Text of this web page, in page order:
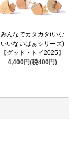
みんなでカタカタ(いな
いいないばぁシリーズ)
【グッド・トイ2025】
4,400円(税400円)